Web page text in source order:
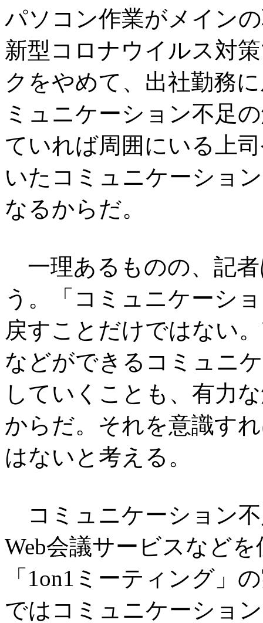
パソコン作業がメイン
新型コロナウイルス対
クをやめて、出社勤務
ミュニケーション不足
ていれば周囲にいる上
いたコミュニケーショ
なるからだ。
一理あるものの、記
う。「コミュニケーシ
戻すことだけではない
などができるコミュニ
していくことも、有力
からだ。それを意識す
はないと考える。
コミュニケーション
Web会議サービスなど
「1on1ミーティング」
ではコミュニケーショ